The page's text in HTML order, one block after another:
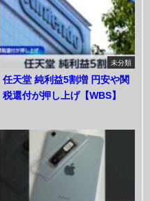
未分類
任天堂 純利益5割増 円安や関
税還付が押し上げ【WBS】